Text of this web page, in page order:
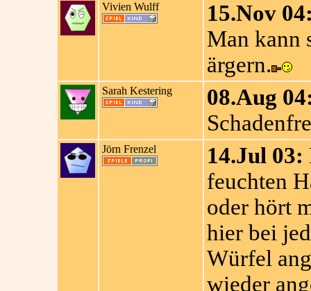
Vivien Wulff
15.Nov
Man kann
ärgern.
Sarah Kestering
08.Aug
Jörn Frenzel 14.Jul 03:
feuchten
oder hört
hier bei
Würfel
wieder